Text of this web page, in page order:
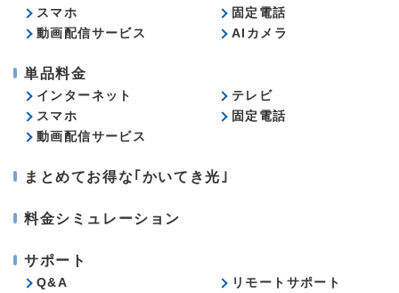
スマホ
固定電話
動画配信サービス
AIカメラ
単品料金
インターネット
テレビ
スマホ
固定電話
動画配信サービス
まとめてお得な｢かいてき光｣
料金シミュレーション
サポート
Q&A
リモートサポート